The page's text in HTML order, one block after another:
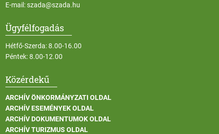
E-mail:szada@szada.hu
Ügyfélfogadás
Hétfő-Szerda: 8.00-16.00
Péntek: 8.00-12.00
Közérdekű
ARCHÍV ÖNKORMÁNYZATI OLDAL
ARCHÍV ESEMÉNYEK OLDAL
ARCHÍV DOKUMENTUMOK OLDAL
ARCHÍV TURIZMUS OLDAL